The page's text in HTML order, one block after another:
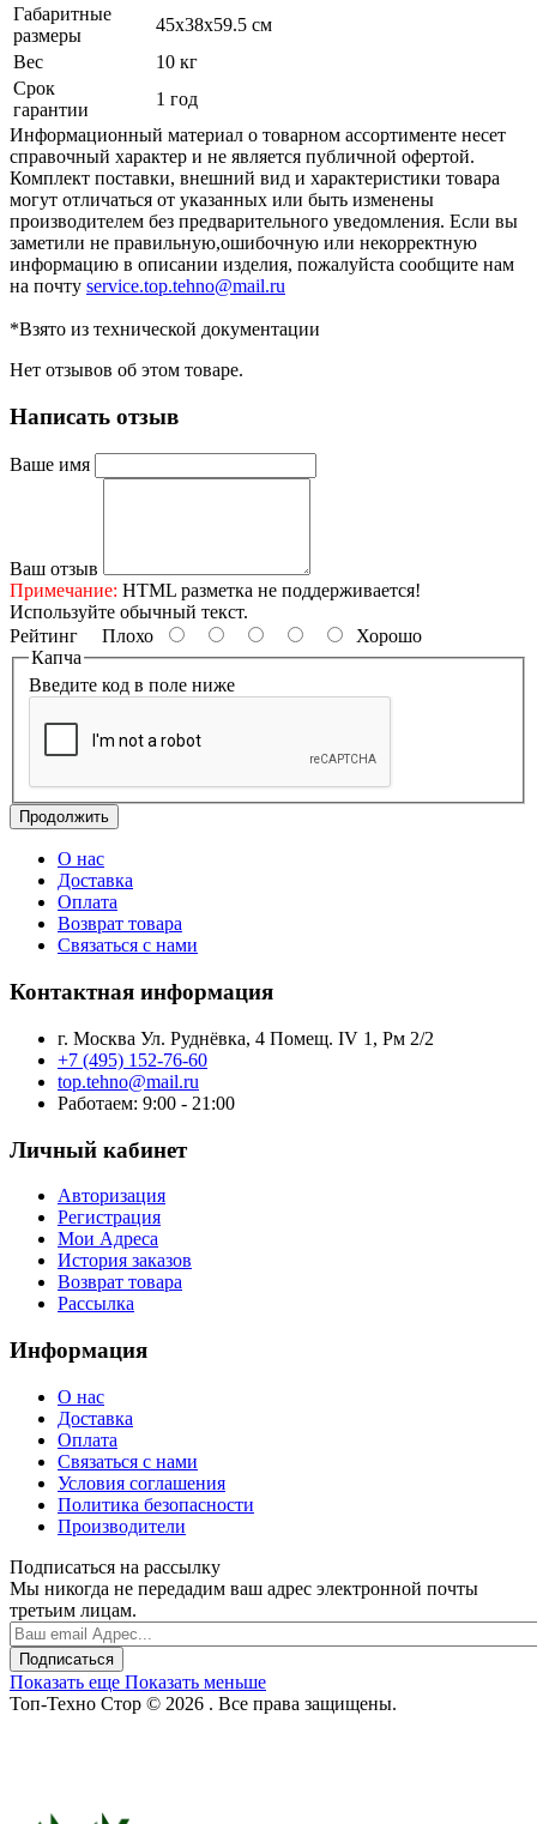
Габаритные
размеры
45х38х59.5 см
Вес
10 кг
Срок
гарантии
1 год
Информационный материал о товарном ассортименте несет
справочный характер и не является публичной офертой.
Комплект поставки, внешний вид и характеристики товара
могут отличаться от указанных или быть изменены
производителем без предварительного уведомления. Если вы
заметили не правильную,ошибочную или некорректную
информацию в описании изделия, пожалуйста сообщите нам
на почту service.top.tehno@mail.ru
*Взято из технической документации
Нет отзывов об этом товаре.
Написать отзыв
Ваше имя
Ваш отзыв
Примечание: HTML разметка не поддерживается!
Используйте обычный текст.
Рейтинг Плохо
Хорошо
Капча
Введите код в поле ниже
Продолжить
О нас
Доставка
Оплата
Возврат товара
Связаться с нами
Контактная информация
г. Москва Ул. Руднёвка, 4 Помещ. IV 1, Рм 2/2
+7 (495) 152-76-60
top.tehno@mail.ru
Работаем: 9:00 - 21:00
Личный кабинет
Авторизация
Регистрация
Мои Адреса
История заказов
Возврат товара
Рассылка
Информация
О нас
Доставка
Оплата
Связаться с нами
Условия соглашения
Политика безопасности
Производители
Подписаться на рассылку
Мы никогда не передадим ваш адрес электронной почты
третьим лицам.
Подписаться
Показать еще Показать меньше
Топ-Техно Стор © 2026 . Все права защищены.